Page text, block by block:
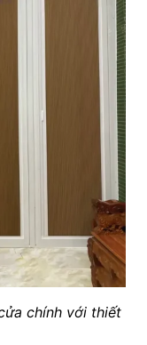
chính với thiết